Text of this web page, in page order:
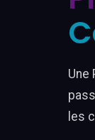
Une
les